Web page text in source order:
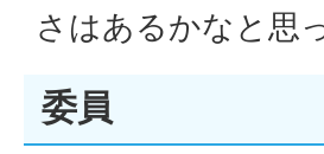
さはあるかなと思
委員